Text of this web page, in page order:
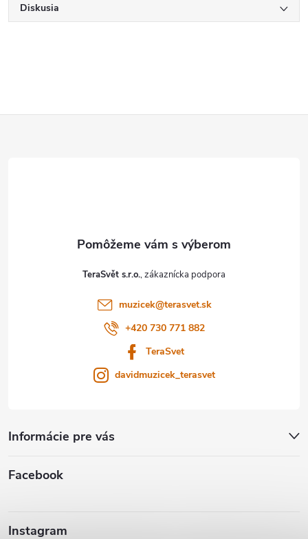
Diskusia
TeraSvět s.r.o.
muzicek@terasvet.sk
+420 730 771 882
TeraSvet
davidmuzicek_terasvet
Informácie pre vás
Facebook
Instagram